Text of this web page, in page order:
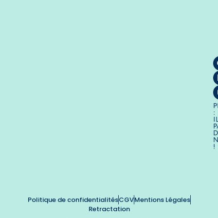
:
!
Politique de confidentialitésCGVMentions Légales
Retractation